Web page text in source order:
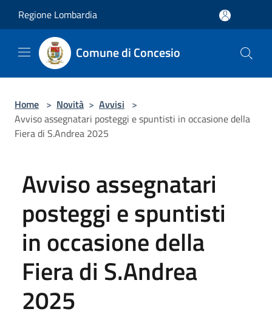
Regione Lombardia
Comune di Concesio
Home > Novità > Avvisi >
Avviso assegnatari posteggi e spuntisti in occasione della
Fiera di S.Andrea 2025
Avviso assegnatari
posteggi e spuntisti
in occasione della
Fiera di S.Andrea
2025